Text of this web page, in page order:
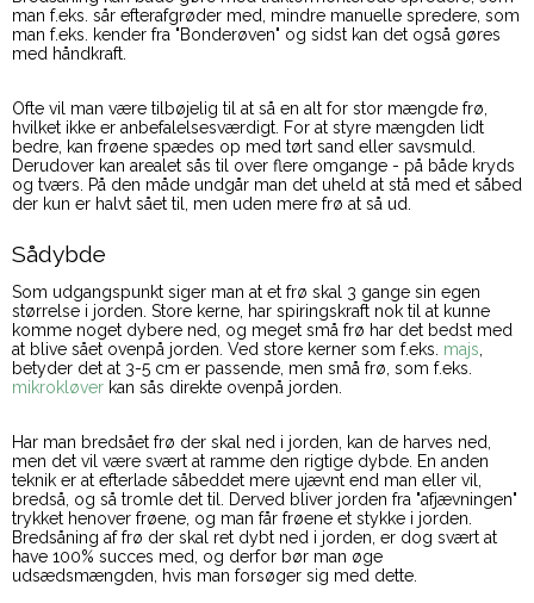
man f.eks. sår efterafgrøder med, mindre manuelle spredere, som
man f.eks. kender fra "Bonderøven" og sidst kan det også gøres
med håndkraft.
Ofte vil man være tilbøjelig til at så en alt for stor mængde frø,
hvilket ikke er anbefalelsesværdigt. For at styre mængden lidt
bedre, kan frøene spædes op med tørt sand eller savsmuld.
Derudover kan arealet sås til over flere omgange - på både kryds
og tværs. På den måde undgår man det uheld at stå med et såbed
der kun er halvt sået til, men uden mere frø at så ud.
Sådybde
Som udgangspunkt siger man at et frø skal 3 gange sin egen
størrelse i jorden. Store kerne, har spiringskraft nok til at kunne
komme noget dybere ned, og meget små frø har det bedst med
at blive sået ovenpå jorden. Ved store kerner som f.eks. majs
betyder det at 3-5 cm er passende, men små frø, som f.eks.
mikrokløver kan sås direkte ovenpå jorden.
Har man bredsået frø der skal ned i jorden, kan de harves ned,
men det vil være svært at ramme den rigtige dybde. En anden
teknik er at efterlade såbeddet mere ujævnt end man eller vil,
bredså, og så tromle det til. Derved bliver jorden fra "afjævningen"
trykket henover frøene, og man får frøene et stykke i jorden.
Bredsåning af frø der skal ret dybt ned i jorden, er dog svært at
have 100% succes med, og derfor bør man øge
udsædsmængden, hvis man forsøger sig med dette.